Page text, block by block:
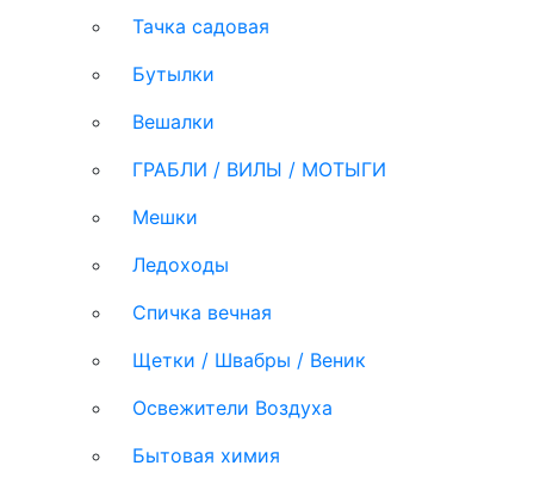
Тачка садовая
Бутылки
Вешалки
ГРАБЛИ / ВИЛЫ / МОТЫГИ
Мешки
Ледоходы
Спичка вечная
Щетки / Швабры / Веник
Освежители Воздуха
Бытовая химия